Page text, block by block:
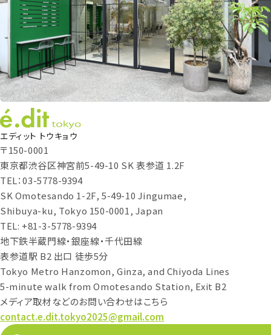
エディット トウキョウ
〒150-0001
東京都渋谷区神宮前5-49-10 SK 表参道 1.2F
TEL：03-5778-9394
SK Omotesando 1-2F, 5-49-10 Jingumae,
Shibuya-ku, Tokyo 150-0001, Japan
TEL: +81-3-5778-9394
地下鉄半蔵門線・銀座線・千代田線
表参道駅 B2 出口 徒歩5分
Tokyo Metro Hanzomon, Ginza, and Chiyoda Lines
5-minute walk from Omotesando Station, Exit B2
メディア取材などのお問い合わせはこちら
contact.e.dit.tokyo2025@gmail.com